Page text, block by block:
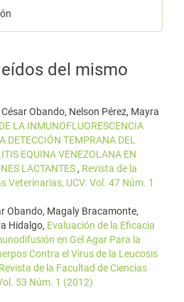
del mismo
Obando, Nelson Pérez, Mayra
LA INMUNOFLUORESCENCIA
DETECCIÓN TEMPRANA DEL
EQUINA VENEZOLANA EN
LACTANTES, Revista de la
Veterinarias, UCV: Vol. 47 Núm. 1
Obando, Magaly Bracamonte,
Hidalgo, Evaluación de la Eficacia
en Gel Agar Para la
Contra el Virus de la Leucosis
Revista de la Facultad de Ciencias
53 Núm. 1 (2012)